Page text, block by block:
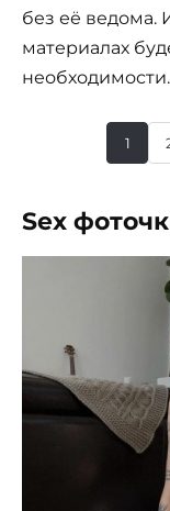
без её
материалах
необходимости.
1
Sex